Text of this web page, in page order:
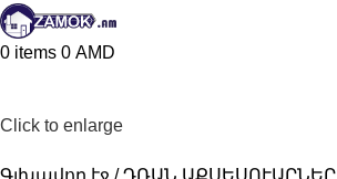
0 items 0 AMD
Click to enlarge